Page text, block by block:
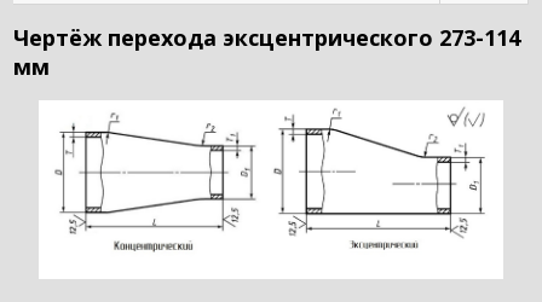
Чертёж перехода эксцентрического 273-114
мм